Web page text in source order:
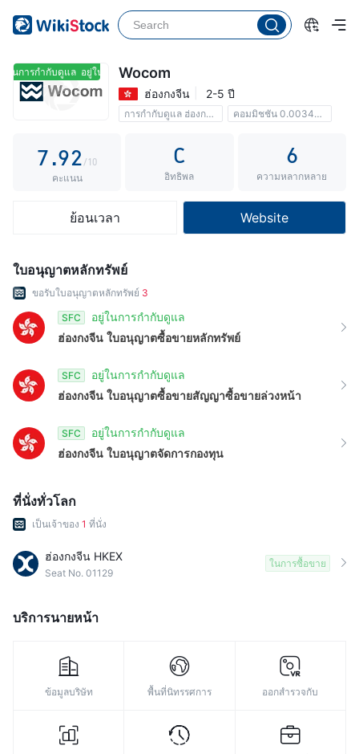
นการกำกับดูแล อยู่ในการกำกับดูแล
Wocom
ฮ่องกงจีน 2-5 ปี
การกำกับดูแล ฮ่องกงจีน คอมมิชชัน 0.00341%
2
4
5
7.
4
6
7
9
0
2
3
4
6
7
8
9
/10
คะแนน
C
อิทธิพล
6
ความหลากหลาย
ย้อนเวลา Website
ใบอนุญาตหลักทรัพย์
ขอรับใบอนุญาตหลักทรัพย์ 3
SFC
อยู่ในการกำกับดูแล
ฮ่องกงจีน ใบอนุญาตซื้อขายหลักทรัพย์
SFC
อยู่ในการกำกับดูแล
ฮ่องกงจีน ใบอนุญาตซื้อขายสัญญาซื้อขายล่วงหน้า
SFC
อยู่ในการกำกับดูแล
ฮ่องกงจีน ใบอนุญาตจัดการกองทุน
ที่นั่งทั่วโลก
เป็นเจ้าของ 1 ที่นั่ง
ฮ่องกงจีน HKEX
Seat No. 01129
ในการซื้อขาย
บริการนายหน้า
ข้อมูลบริษัท พื้นที่นิทรรศการ ออกสำรวจกับ